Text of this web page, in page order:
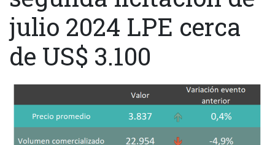
julio 2024 LPE cerca
de US$ 3.100